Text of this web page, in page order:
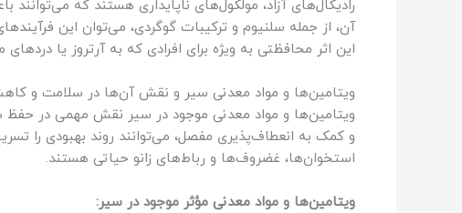
رادیکال‌های آزاد، مولکول‌های ناپایداری هستند که
آن، از جمله سلنیوم و ترکیبات گوگردی، می‌توان این
این اثر محافظتی به ویژه برای افرادی که به آرتروز یا
ویتامین‌ها و مواد معدنی سیر و نقش آن‌ها در سلامت و
ویتامین‌ها و مواد معدنی موجود در سیر نقش مهمی در حفظ
و کمک به انعطاف‌پذیری مفصل، می‌توانند روند بهبودی را
استخوان‌ها، غضروف‌ها و رباط‌های زانو حیاتی هستند.
ویتامین‌ها و مواد معدنی مؤثر موجود در سیر: